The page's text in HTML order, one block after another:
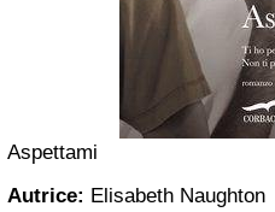
Aspettami
Autrice: Elisabeth Naughton